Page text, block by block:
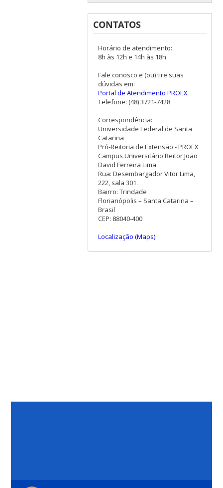
CONTATOS
Horário de atendimento:
8h às 12h e 14h às 18h
Fale conosco e (ou) tire suas
dúvidas em:
Portal de Atendimento PROEX
Telefone: (48) 3721-7428
Correspondência:
Universidade Federal de Santa
Catarina
Pró-Reitoria de Extensão - PROEX
Campus Universitário Reitor João
David Ferreira Lima
Rua: Desembargador Vitor Lima,
222, sala 301.
Bairro: Trindade
Florianópolis – Santa Catarina –
Brasil
CEP: 88040-400
Localização (Maps)